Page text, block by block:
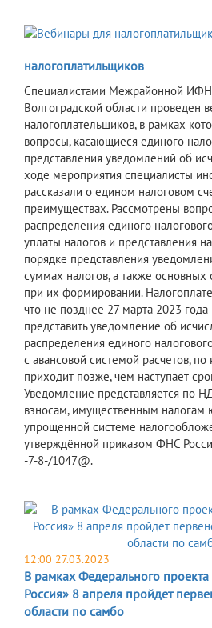
налогоплатильщиков
Специалистами Межрайонной
Волгоградской области проведен
налогоплательщиков, в рамках
вопросы, касающиеся единого
представления уведомлений об
ходе мероприятия специалисты
рассказали о едином налоговом
преимуществах. Рассмотрены
распределения единого
уплаты налогов и представления
порядке представления
суммах налогов, а также
при их формировании.
что не позднее 27 марта 2023
представить уведомление об
распределения единого
с авансовой системой расчетов,
приходит позже, чем наступает
Уведомление представляется по
взносам, имущественным налогам
упрощенной системе
утверждённой приказом ФНС
-7-8-/1047@.
12:00 27.03.2023
В рамках Федерального
Россия» 8 апреля пройдет
области по самбо